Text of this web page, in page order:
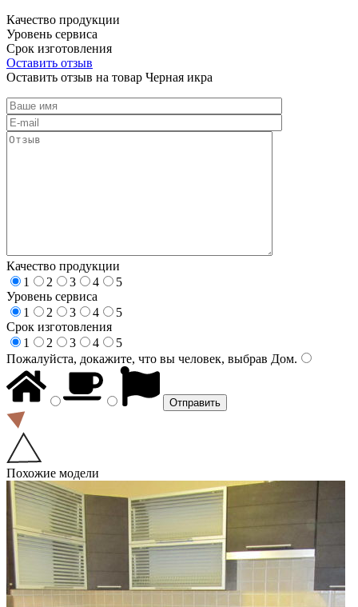
Качество продукции
Уровень сервиса
Срок изготовления
Оставить отзыв
Оставить отзыв на товар Черная икра
Качество продукции
1
2 3 4
5
Уровень сервиса
1
2 3 4
5
Срок изготовления
1
2 3 4
5
Пожалуйста, докажите, что вы человек, выбрав Дом.
Похожие модели